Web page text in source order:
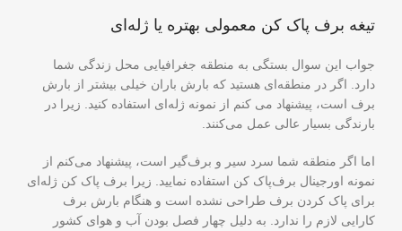
تیغه برف‌ پاک کن معمولی بهتره یا ژله‌ای
جواب این سوال بستگی به منطقه جغرافیایی محل زندگی شما
دارد. اگر در منطقه‌ای هستید که بارش باران خیلی بیشتر از بارش
برف است، پیشنهاد می کنم از نمونه ژله‌ای استفاده کنید. زیرا در
بارندگی بسیار عالی عمل می‌کنند.
اما اگر منطقه شما سرد سیر و برف‌گیر است، پیشنهاد می‌کنم از
نمونه اورجینال برف‌پاک کن استفاده نمایید. زیرا برف‌ پاک کن ژله‌ای
برای پاک کردن برف طراحی نشده است و هنگام بارش برف
کارایی لازم را ندارد. به دلیل چهار فصل بودن آب و هوای کشور